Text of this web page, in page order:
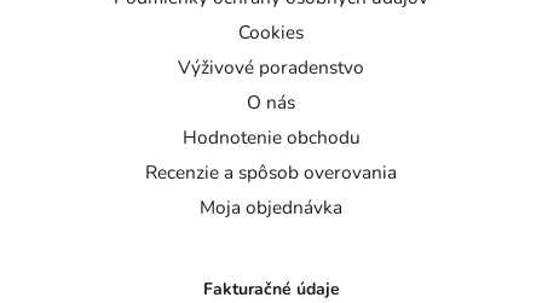
Cookies
Výživové poradenstvo
O nás
Hodnotenie obchodu
Recenzie a spôsob overovania
Moja objednávka
Fakturačné údaje